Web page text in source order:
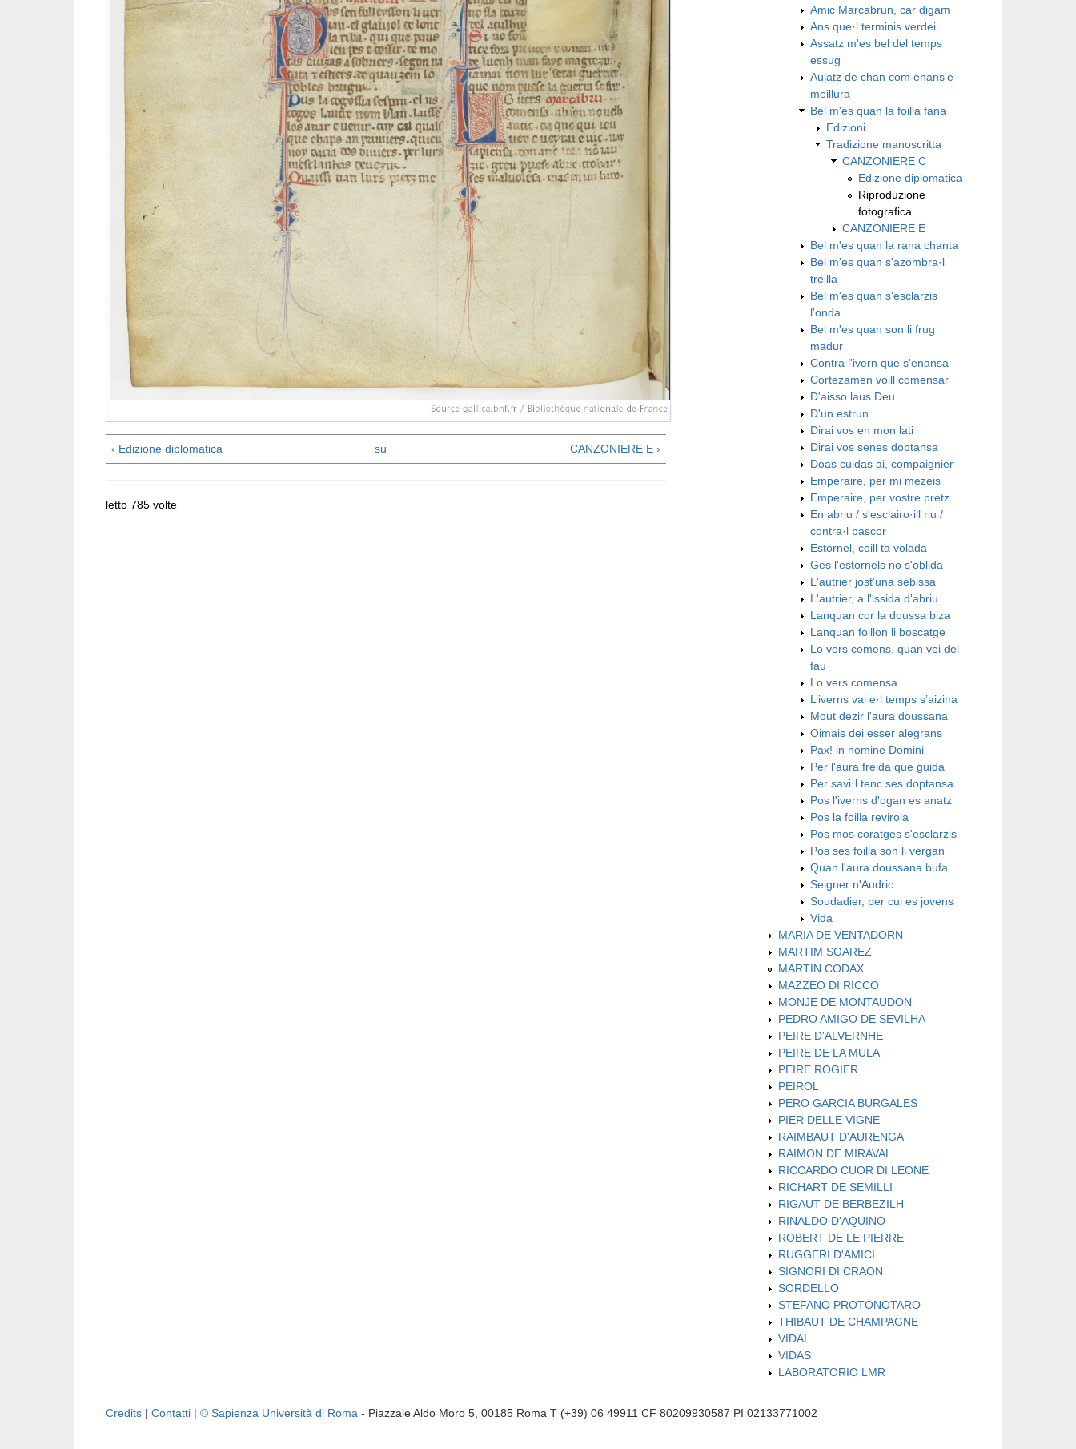
‹ Edizione diplomatica su CANZONIERE E ›
letto 785 volte
Amic Marcabrun, car digam
Ans que·l terminis verdei
Assatz m'es bel del temps
essug
Aujatz de chan com enans'e
meillura
Bel m'es quan la foilla fana
Edizioni
Tradizione manoscritta
CANZONIERE C
Edizione diplomatica
Riproduzione
fotografica
CANZONIERE E
Bel m'es quan la rana chanta
Bel m'es quan s'azombra·l
treilla
Bel m'es quan s'esclarzis
l'onda
Bel m'es quan son li frug
madur
Contra l'ivern que s'enansa
Cortezamen voill comensar
D'aisso laus Deu
D'un estrun
Dirai vos en mon lati
Dirai vos senes doptansa
Doas cuidas ai, compaignier
Emperaire, per mi mezeis
Emperaire, per vostre pretz
En abriu / s'esclairo·ill riu /
contra·l pascor
Estornel, coill ta volada
Ges l'estornels no s'oblida
L'autrier jost'una sebissa
L'autrier, a l'issida d'abriu
Lanquan cor la doussa biza
Lanquan foillon li boscatge
Lo vers comens, quan vei del
fau
Lo vers comensa
L’iverns vai e·l temps s’aizina
Mout dezir l'aura doussana
Oimais dei esser alegrans
Pax! in nomine Domini
Per l'aura freida que guida
Per savi·l tenc ses doptansa
Pos l'iverns d'ogan es anatz
Pos la foilla revirola
Pos mos coratges s'esclarzis
Pos ses foilla son li vergan
Quan l'aura doussana bufa
Seigner n'Audric
Soudadier, per cui es jovens
Vida
MARIA DE VENTADORN
MARTIM SOAREZ
MARTIN CODAX
MAZZEO DI RICCO
MONJE DE MONTAUDON
PEDRO AMIGO DE SEVILHA
PEIRE D'ALVERNHE
PEIRE DE LA MULA
PEIRE ROGIER
PEIROL
PERO GARCIA BURGALES
PIER DELLE VIGNE
RAIMBAUT D'AURENGA
RAIMON DE MIRAVAL
RICCARDO CUOR DI LEONE
RICHART DE SEMILLI
RIGAUT DE BERBEZILH
RINALDO D'AQUINO
ROBERT DE LE PIERRE
RUGGERI D'AMICI
SIGNORI DI CRAON
SORDELLO
STEFANO PROTONOTARO
THIBAUT DE CHAMPAGNE
VIDAL
VIDAS
LABORATORIO LMR
Credits | Contatti | © Sapienza Università di Roma - Piazzale Aldo Moro 5, 00185 Roma T (+39) 06 49911 CF 80209930587 PI 02133771002